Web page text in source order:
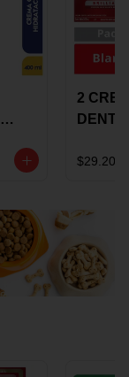
2
$29.200